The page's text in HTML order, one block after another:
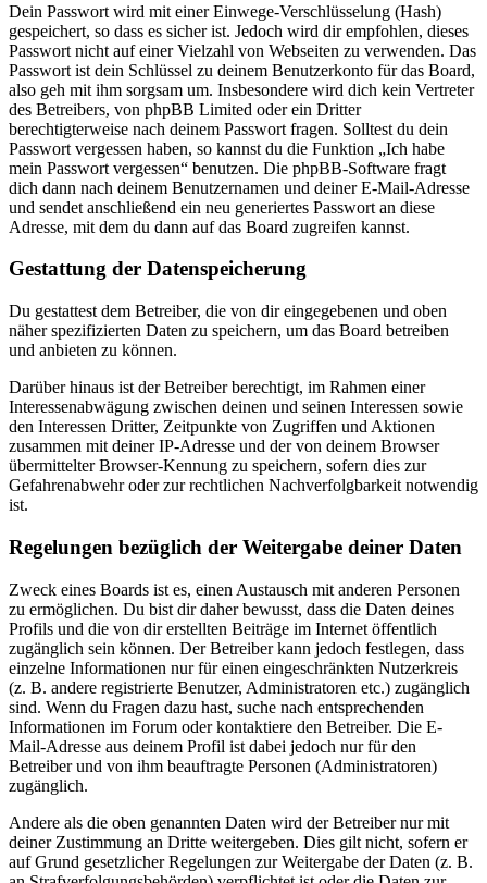
Dein Passwort wird mit einer Einwege-Verschlüsselung (Hash)
gespeichert, so dass es sicher ist. Jedoch wird dir empfohlen, dieses
Passwort nicht auf einer Vielzahl von Webseiten zu verwenden. Das
Passwort ist dein Schlüssel zu deinem Benutzerkonto für das Board,
also geh mit ihm sorgsam um. Insbesondere wird dich kein Vertreter
des Betreibers, von phpBB Limited oder ein Dritter
berechtigterweise nach deinem Passwort fragen. Solltest du dein
Passwort vergessen haben, so kannst du die Funktion „Ich habe
mein Passwort vergessen“ benutzen. Die phpBB-Software fragt
dich dann nach deinem Benutzernamen und deiner E-Mail-Adresse
und sendet anschließend ein neu generiertes Passwort an diese
Adresse, mit dem du dann auf das Board zugreifen kannst.
Gestattung der Datenspeicherung
Du gestattest dem Betreiber, die von dir eingegebenen und oben
näher spezifizierten Daten zu speichern, um das Board betreiben
und anbieten zu können.
Darüber hinaus ist der Betreiber berechtigt, im Rahmen einer
Interessenabwägung zwischen deinen und seinen Interessen sowie
den Interessen Dritter, Zeitpunkte von Zugriffen und Aktionen
zusammen mit deiner IP-Adresse und der von deinem Browser
übermittelter Browser-Kennung zu speichern, sofern dies zur
Gefahrenabwehr oder zur rechtlichen Nachverfolgbarkeit notwendig
ist.
Regelungen bezüglich der Weitergabe deiner Daten
Zweck eines Boards ist es, einen Austausch mit anderen Personen
zu ermöglichen. Du bist dir daher bewusst, dass die Daten deines
Profils und die von dir erstellten Beiträge im Internet öffentlich
zugänglich sein können. Der Betreiber kann jedoch festlegen, dass
einzelne Informationen nur für einen eingeschränkten Nutzerkreis
(z. B. andere registrierte Benutzer, Administratoren etc.) zugänglich
sind. Wenn du Fragen dazu hast, suche nach entsprechenden
Informationen im Forum oder kontaktiere den Betreiber. Die E-
Mail-Adresse aus deinem Profil ist dabei jedoch nur für den
Betreiber und von ihm beauftragte Personen (Administratoren)
zugänglich.
Andere als die oben genannten Daten wird der Betreiber nur mit
deiner Zustimmung an Dritte weitergeben. Dies gilt nicht, sofern er
auf Grund gesetzlicher Regelungen zur Weitergabe der Daten (z. B.